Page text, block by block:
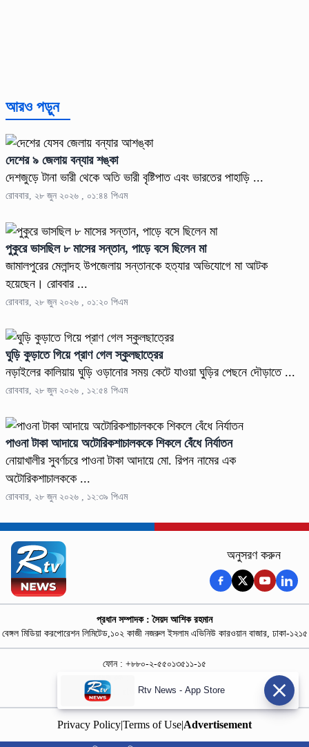
আরও পড়ুন
দেশের ৯ জেলায় বন্যার শঙ্কা
দেশজুড়ে টানা ভারী থেকে অতি ভারী বৃষ্টিপাত এবং ভারতের পাহাড়ি ...
রোববার, ২৮ জুন ২০২৬ , ০১:৪৪ পিএম
পুকুরে ভাসছিল ৮ মাসের সন্তান, পাড়ে বসে ছিলেন মা
জামালপুরের মেলান্দহ উপজেলায় সন্তানকে হত্যার অভিযোগে মা আটক
হয়েছেন। রোববার ...
রোববার, ২৮ জুন ২০২৬ , ০১:২০ পিএম
ঘুড়ি কুড়াতে গিয়ে প্রাণ গেল স্কুলছাত্রের
নড়াইলের কালিয়ায় ঘুড়ি ওড়ানোর সময় কেটে যাওয়া ঘুড়ির পেছনে দৌড়াতে ...
রোববার, ২৮ জুন ২০২৬ , ১২:৫৪ পিএম
পাওনা টাকা আদায়ে অটোরিকশাচালককে শিকলে বেঁধে নির্যাতন
নোয়াখালীর সুবর্ণচরে পাওনা টাকা আদায়ে মো. রিপন নামের এক
অটোরিকশাচালককে ...
রোববার, ২৮ জুন ২০২৬ , ১২:৩৯ পিএম
অনুসরণ করুন
প্রধান সম্পাদক : সৈয়দ আশিক রহমান
বেঙ্গল মিডিয়া করপোরেশন লিমিটেড,১০২ কাজী নজরুল ইসলাম এভিনিউ কারওয়ান বাজার, ঢাকা-১২১৫
ফোন : +৮৮০-২-৫৫০১৩৫১১-১৫
বিজ্ঞাপন :
rtvdigitalad@gmail.com
Privacy Policy|Terms of Use|Advertisement
Rtv News - App Store